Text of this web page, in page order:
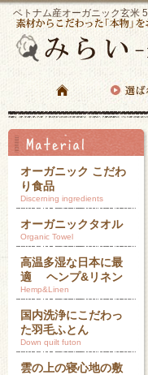
ベトナム産オーガニック玄米
オーガニック こだわ
り食品
Discerning ingredients
オーガニックタオル
Organic Towel
高温多湿な日本に最
適 ヘンプ&リネン
Hemp&Linen
国内洗浄にこだわっ
た羽毛ふとん
Down quilt futon
雲の上の寝心地の敷